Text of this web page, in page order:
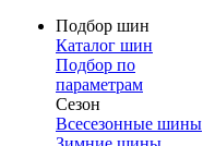
Подбор шин
Каталог шин
Подбор по
параметрам
Сезон
Всесезонные шины